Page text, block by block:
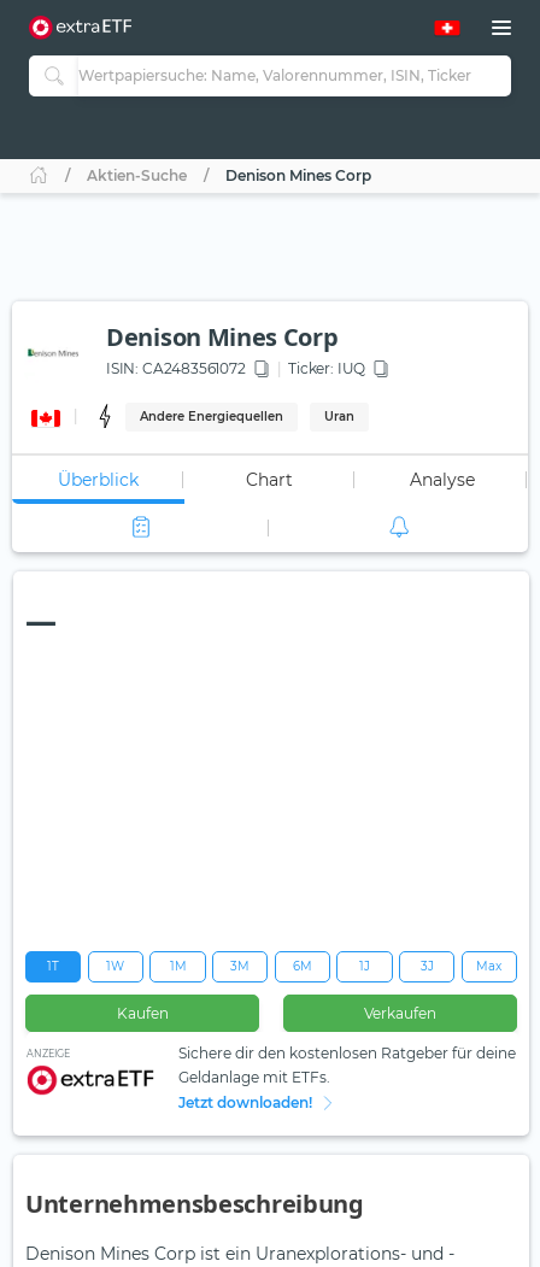
Aktien-Suche Denison Mines Corp
Denison Mines Corp
ISIN: CA2483561072 Ticker: IUQ
Andere Energiequellen Uran
Überblick Chart Analyse
—
1T 1W 1M 3M 6M 1J 3J Max
Kaufen Verkaufen
ANZEIGE
Sichere dir den kostenlosen Ratgeber für deine
Geldanlage mit ETFs.
Jetzt downloaden!
Unternehmensbeschreibung
Denison Mines Corp ist ein Uranexplorations- und -